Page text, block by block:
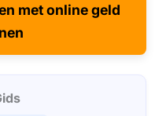
met online geld